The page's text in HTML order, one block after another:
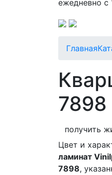
ежедневно с
Главная
7898
получить
Цвет и
ламинат
7898,